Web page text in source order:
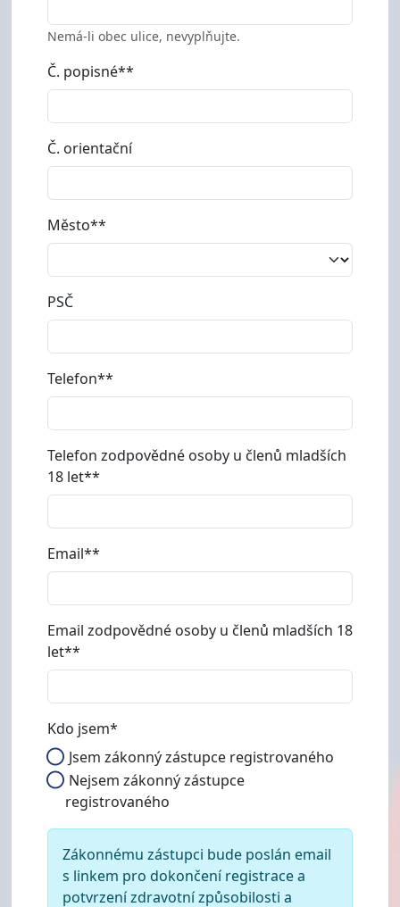
Nemá-li obec ulice, nevyplňujte.
Č. popisné**
Č. orientační
Město**
PSČ
Telefon**
Telefon zodpovědné osoby u členů mladších
18 let**
Email**
Email zodpovědné osoby u členů mladších 18
let**
Kdo jsem*
Jsem zákonný zástupce registrovaného
Nejsem zákonný zástupce
registrovaného
Zákonnému zástupci bude poslán email
s linkem pro dokončení registrace a
potvrzení zdravotní způsobilosti a